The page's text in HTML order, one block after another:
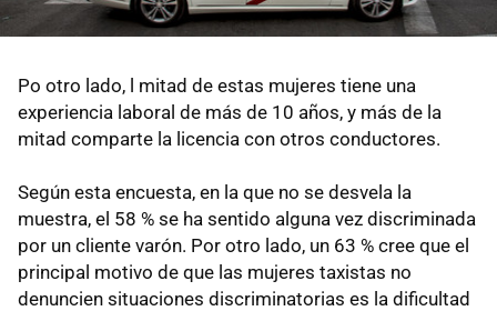
Po otro lado, l mitad de estas mujeres tiene una
experiencia laboral de más de 10 años, y más de la
mitad comparte la licencia con otros conductores.
Según esta encuesta, en la que no se desvela la
muestra, el 58 % se ha sentido alguna vez discriminada
por un cliente varón. Por otro lado, un 63 % cree que el
principal motivo de que las mujeres taxistas no
denuncien situaciones discriminatorias es la dificultad